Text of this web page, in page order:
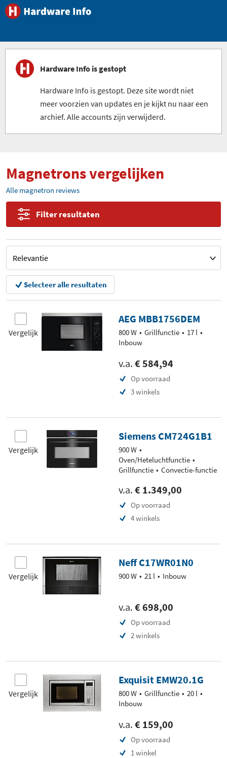
Hardware Info is gestopt
Hardware Info is gestopt. Deze site wordt niet
meer voorzien van updates en je kijkt nu naar een
archief. Alle accounts zijn verwijderd.
Magnetrons vergelijken
Alle magnetron reviews
Filter resultaten
Selecteer alle resultaten
Vergelijk
AEG MBB1756DEM
800 W Grillfunctie
17 l
Inbouw
v.a. € 584,94
Op voorraad
3 winkels
Vergelijk
Siemens CM724G1B1
900 W
Oven/Heteluchtfunctie
Grillfunctie
Convectie-functie
v.a. € 1.349,00
Op voorraad
4 winkels
Vergelijk
Neff C17WR01N0
900 W 21 l Inbouw
v.a. € 698,00
Op voorraad
2 winkels
Vergelijk
Exquisit EMW20.1G
800 W Grillfunctie
20 l
Inbouw
v.a. € 159,00
Op voorraad
1 winkel